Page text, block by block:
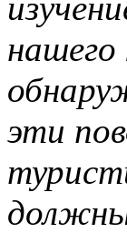
нашего
эти